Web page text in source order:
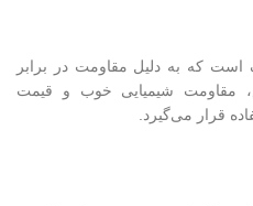
است که به دلیل مقاومت در برابر
مقاومت شیمیایی خوب و قیمت
قرار می‌گیرد.